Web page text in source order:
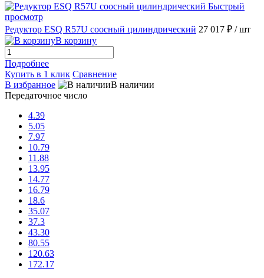
Быстрый
просмотр
Редуктор ESQ R57U соосный цилиндрический 27 017 ₽ / шт
В корзину
Подробнее
Купить в 1 клик Сравнение
В избранное
В наличии
Передаточное число
4.39
5.05
7.97
10.79
11.88
13.95
14.77
16.79
18.6
35.07
37.3
43.30
80.55
120.63
172.17